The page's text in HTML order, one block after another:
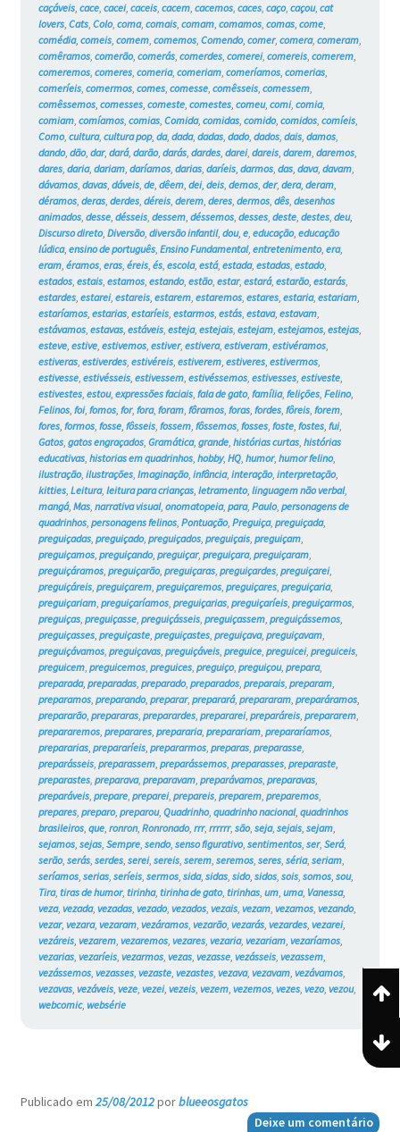
caçáveis, cace, cacei, caceis, cacem, cacemos, caces, caço, caçou, cat
lovers, Cats, Colo, coma, comais, comam, comamos, comas, come,
comédia, comeis, comem, comemos, Comendo, comer, comera, comeram,
comêramos, comerão, comerás, comerdes, comerei, comereis, comerem,
comeremos, comeres, comeria, comeriam, comeríamos, comerias,
comeríeis, comermos, comes, comesse, comêsseis, comessem,
comêssemos, comesses, comeste, comestes, comeu, comi, comia,
comiam, comíamos, comias, Comida, comidas, comido, comidos, comíeis,
Como, cultura, cultura pop, da, dada, dadas, dado, dados, dais, damos,
dando, dão, dar, dará, darão, darás, dardes, darei, dareis, darem, daremos,
dares, daria, dariam, daríamos, darias, daríeis, darmos, das, dava, davam,
dávamos, davas, dáveis, de, dêem, dei, deis, demos, der, dera, deram,
déramos, deras, derdes, déreis, derem, deres, dermos, dês, desenhos
animados, desse, désseis, dessem, déssemos, desses, deste, destes, deu,
Discurso direto, Diversão, diversão infantil, dou, e, educação, educação
lúdica, ensino de português, Ensino Fundamental, entretenimento, era,
eram, éramos, eras, éreis, és, escola, está, estada, estadas, estado,
estados, estais, estamos, estando, estão, estar, estará, estarão, estarás,
estardes, estarei, estareis, estarem, estaremos, estares, estaria, estariam,
estaríamos, estarias, estaríeis, estarmos, estás, estava, estavam,
estávamos, estavas, estáveis, esteja, estejais, estejam, estejamos, estejas,
esteve, estive, estivemos, estiver, estivera, estiveram, estivéramos,
estiveras, estiverdes, estivéreis, estiverem, estiveres, estivermos,
estivesse, estivésseis, estivessem, estivéssemos, estivesses, estiveste,
estivestes, estou, expressões faciais, fala de gato, família, felições, Felino,
Felinos, foi, fomos, for, fora, foram, fôramos, foras, fordes, fôreis, forem,
fores, formos, fosse, fôsseis, fossem, fôssemos, fosses, foste, fostes, fui,
Gatos, gatos engraçados, Gramática, grande, histórias curtas, histórias
educativas, historias em quadrinhos, hobby, HQ, humor, humor felino,
ilustração, ilustrações, Imaginação, infância, interação, interpretação,
kitties, Leitura, leitura para crianças, letramento, linguagem não verbal,
mangá, Mas, narrativa visual, onomatopeia, para, Paulo, personagens de
quadrinhos, personagens felinos, Pontuação, Preguiça, preguiçada,
preguiçadas, preguiçado, preguiçados, preguiçais, preguiçam,
preguiçamos, preguiçando, preguiçar, preguiçara, preguiçaram,
preguiçáramos, preguiçarão, preguiçaras, preguiçardes, preguiçarei,
preguiçáreis, preguiçarem, preguiçaremos, preguiçares, preguiçaria,
preguiçariam, preguiçaríamos, preguiçarias, preguiçaríeis, preguiçarmos,
preguiças, preguiçasse, preguiçásseis, preguiçassem, preguiçássemos,
preguiçasses, preguiçaste, preguiçastes, preguiçava, preguiçavam,
preguiçávamos, preguiçavas, preguiçáveis, preguice, preguicei, preguiceis,
preguicem, preguicemos, preguices, preguiço, preguiçou, prepara,
preparada, preparadas, preparado, preparados, preparais, preparam,
preparamos, preparando, preparar, preparará, prepararam, preparáramos,
prepararão, prepararas, preparardes, prepararei, preparáreis, prepararem,
prepararemos, preparares, prepararia, preparariam, prepararíamos,
prepararias, prepararíeis, prepararmos, preparas, preparasse,
preparásseis, preparassem, preparássemos, preparasses, preparaste,
preparastes, preparava, preparavam, preparávamos, preparavas,
preparáveis, prepare, preparei, prepareis, preparem, preparemos,
prepares, preparo, preparou, Quadrinho, quadrinho nacional, quadrinhos
brasileiros, que, ronron, Ronronado, rrr, rrrrrr, são, seja, sejais, sejam,
sejamos, sejas, Sempre, sendo, senso figurativo, sentimentos, ser, Será,
serão, serás, serdes, serei, sereis, serem, seremos, seres, séria, seriam,
seríamos, serias, seríeis, sermos, sida, sidas, sido, sidos, sois, somos, sou,
Tira, tiras de humor, tirinha, tirinha de gato, tirinhas, um, uma, Vanessa,
veza, vezada, vezadas, vezado, vezados, vezais, vezam, vezamos, vezando,
vezar, vezara, vezaram, vezáramos, vezarão, vezarás, vezardes, vezarei,
vezáreis, vezarem, vezaremos, vezares, vezaria, vezariam, vezaríamos,
vezarias, vezaríeis, vezarmos, vezas, vezasse, vezásseis, vezassem,
vezássemos, vezasses, vezaste, vezastes, vezava, vezavam, vezávamos,
vezavas, vezáveis, veze, vezei, vezeis, vezem, vezemos, vezes, vezo, vezou,
webcomic, websérie
Publicado em 25/08/2012porblueeosgatos
Deixe um comentário